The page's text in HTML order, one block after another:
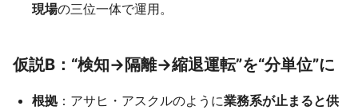
現場の三位一体で運用。
仮説B：“検知→隔離→縮退運転”を“分単位”に
根拠 ：アサヒ・アスクルのように業務系が止まると供